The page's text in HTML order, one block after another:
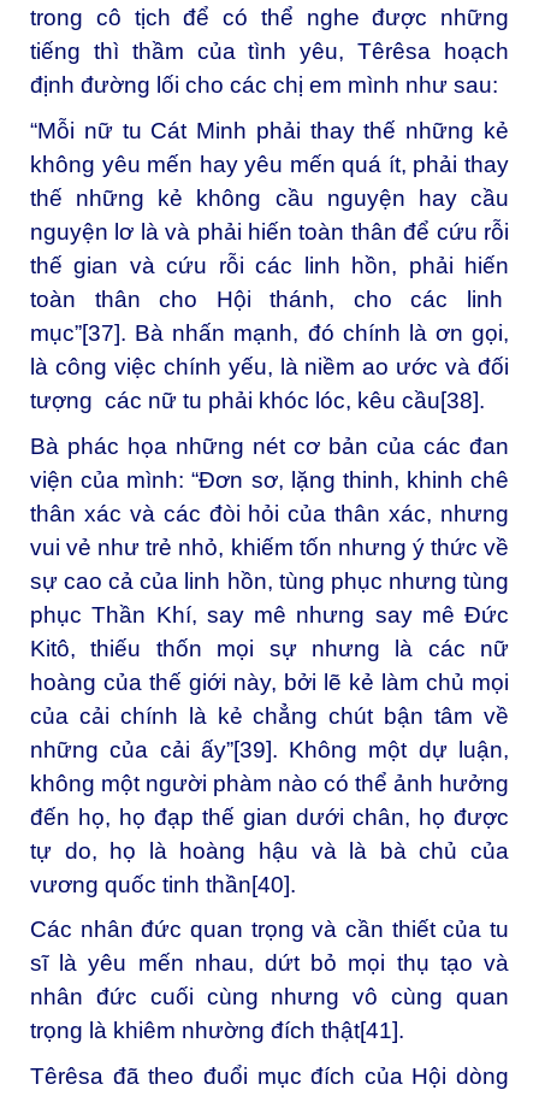
trong cô tịch để có thể nghe được những
tiếng thì thầm của tình yêu, Têrêsa hoạch
định đường lối cho các chị em mình như sau:
“Mỗi nữ tu Cát Minh phải thay thế những kẻ
không yêu mến hay yêu mến quá ít, phải thay
thế những kẻ không cầu nguyện hay cầu
nguyện lơ là và phải hiến toàn thân để cứu rỗi
thế gian và cứu rỗi các linh hồn, phải hiến
toàn thân cho Hội thánh, cho các linh
mục”[37]. Bà nhấn mạnh, đó chính là ơn gọi,
là công việc chính yếu, là niềm ao ước và đối
tượng các nữ tu phải khóc lóc, kêu cầu[38].
Bà phác họa những nét cơ bản của các đan
viện của mình: “Đơn sơ, lặng thinh, khinh chê
thân xác và các đòi hỏi của thân xác, nhưng
vui vẻ như trẻ nhỏ, khiếm tốn nhưng ý thức về
sự cao cả của linh hồn, tùng phục nhưng tùng
phục Thần Khí, say mê nhưng say mê Đức
Kitô, thiếu thốn mọi sự nhưng là các nữ
hoàng của thế giới này, bởi lẽ kẻ làm chủ mọi
của cải chính là kẻ chẳng chút bận tâm về
những của cải ấy”[39]. Không một dự luận,
không một người phàm nào có thể ảnh hưởng
đến họ, họ đạp thế gian dưới chân, họ được
tự do, họ là hoàng hậu và là bà chủ của
vương quốc tinh thần[40].
Các nhân đức quan trọng và cần thiết của tu
sĩ là yêu mến nhau, dứt bỏ mọi thụ tạo và
nhân đức cuối cùng nhưng vô cùng quan
trọng là khiêm nhường đích thật[41].
Têrêsa đã theo đuổi mục đích của Hội dòng